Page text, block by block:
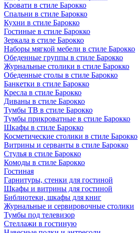
Кровати в стиле Барокко
Спальни в стиле Барокко
Кухни в стиле Барокко
Гостиные в стиле Барокко
Зеркала в стиле Барокко
Наборы мягкой мебели в стиле Барокко
Обеденные группы в стиле Барокко
Журнальные столики в стиле Барокко
Обеденные столы в стиле Барокко
Банкетки в стиле Барокко
Кресла в стиле Барокко
Диваны в стиле Барокко
Тумбы ТВ в стиле Барокко
Тумбы прикроватные в стиле Барокко
Шкафы в стиле Барокко
Косметические столики в стиле Барокко
Витрины и серванты в стиле Барокко
Стулья в стиле Барокко
Комоды в стиле Барокко
Гостиная
Гарнитуры, стенки для гостиной
Шкафы и витрины для гостиной
Библиотеки, шкафы для книг
Журнальные и сервировочные столики
Тумбы под телевизор
Стеллажи в гостиную